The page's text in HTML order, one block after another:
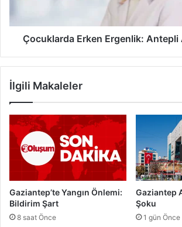
l
m
d
r
g
k
:
A
Çocuklarda Erken Ergenlik: Antepli
İlgili Makaleler
Gaziantep’te Yangın Önlemi:
Bildirim Şart
8 saat Önce
Gaziantep
Şoku
1 gün Önce